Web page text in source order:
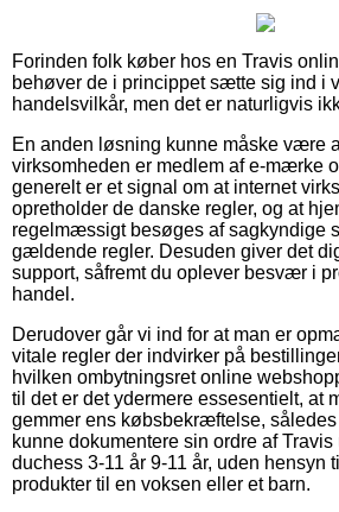
Forinden folk køber hos en Travis
behøver de i princippet sætte sig ind i
handelsvilkår, men det er naturligvis
En anden løsning kunne måske være
virksomheden er medlem af e-mærke
generelt er et signal om at internet
opretholder de danske regler, og at
regelmæssigt besøges af sagkyndige
gældende regler. Desuden giver det
support, såfremt du oplever besvær i
handel.
Derudover går vi ind for at man er
vitale regler der indvirker på
hvilken ombytningsret online
til det er det ydermere essesentielt, at
gemmer ens købsbekræftelse, således
kunne dokumentere sin ordre af
duchess 3-11 år 9-11 år, uden hensyn
produkter til en voksen eller et barn.